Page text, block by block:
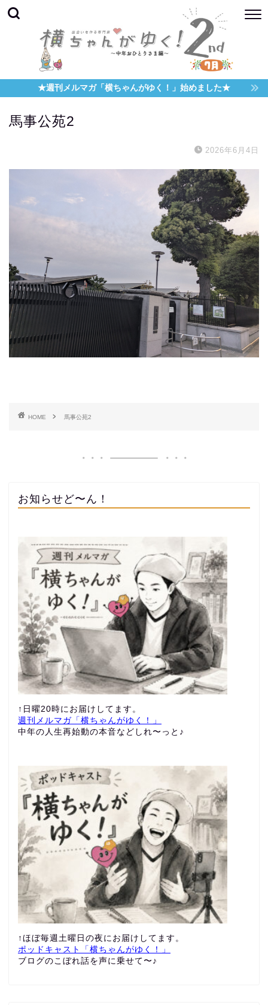
★週刊メルマガ「横ちゃんがゆく！」始めました★
馬事公苑2
2026年6月4日
HOME 馬事公苑2
お知らせど〜ん！
↑日曜20時にお届けしてます。
週刊メルマガ「横ちゃんがゆく！」
中年の人生再始動の本音などしれ〜っと♪
↑ほぼ毎週土曜日の夜にお届けしてます。
ポッドキャスト「横ちゃんがゆく！」
ブログのこぼれ話を声に乗せて〜♪